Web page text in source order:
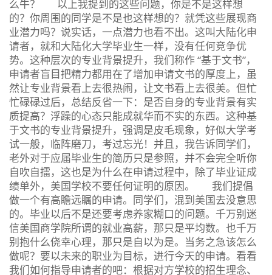
么牛？ 以上我提到的这些问题，你是不是这样想
的？你周围的同学是不是也这样想的？就凭这些展现商
业潜力吗？说实话，一点潜力也看不出。这叫大陆化申
请者，就和大陆化大学毕业生一样，没有任何竞争优
势。这种层次的专业背景提升，我们称作 “基于文书”，
申请者盲目把精力都用在了增加申请文书的厚度上，虽
然让专业背景看上去很热闹，让文书看上去很美。但忙
忙碌碌过后，总结反省一下：是否自身的专业背景有实
质提高？浮躁的心态只能成就华而不实的东西。这种基
于文书的专业背景提升，强调是皮毛现象，好似大学考
试一般，临阵磨刀，考过忘光！并且，我告诉同学们，
老外对于应届毕业生的简历只是参照，并不会完全听你
自吹自擂，这也是为什么在申请过程中，除了毕业证成
绩单外，美国学校不要任何证明的原因。 我们提倡
做一个有高瞻远瞩的申请。同学们，混到美国去没意思
的。毕业以后不是还要考虑养家糊口的问题。千万别迷
信美国商学院所谓的就业高薪，那只是平均数。也千万
别抱什么侥幸心理，那只是自以为是。当务之急该怎么
做呢？要以未来的职业为目标，进行今天的申请。看看
我们如何指导申请者的吧：根据对方学校的招生理念、